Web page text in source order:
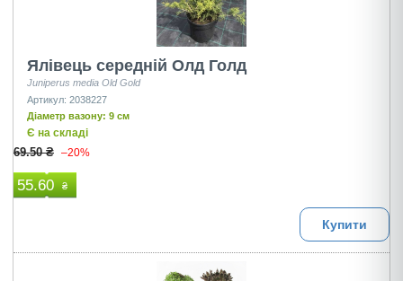
Ялівець середній Олд Голд
Juniperus media Old Gold
Артикул: 2038227
Діаметр вазону: 9 см
Є на складі
69.50 ₴ –20%
55.60 ₴
Купити